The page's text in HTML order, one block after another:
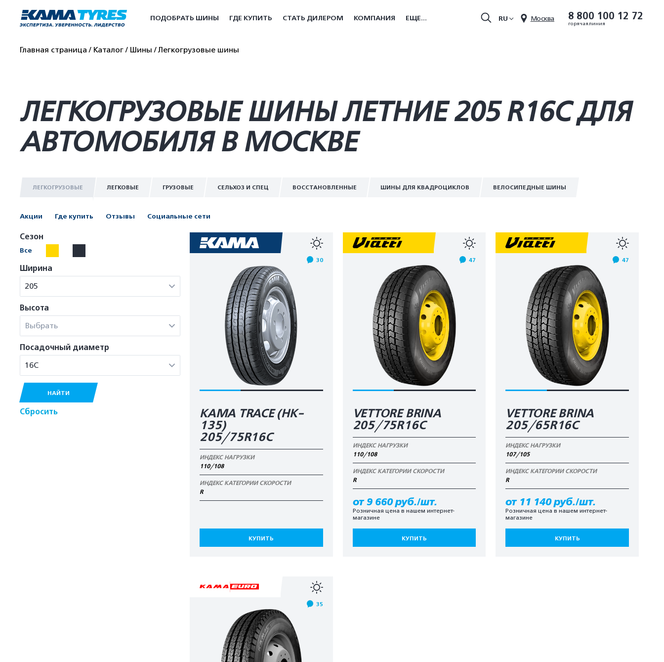
8 800 100 12 72
горячая линия
Москва
RU
ПОДОБРАТЬ ШИНЫ ГДЕ КУПИТЬ СТАТЬ ДИЛЕРОМ КОМПАНИЯ ЕЩЕ...
Главная страница Каталог Шины Легкогрузовые шины
ЛЕГКОГРУЗОВЫЕ ШИНЫ ЛЕТНИЕ 205 R16C ДЛЯ
АВТОМОБИЛЯ В МОСКВЕ
ЛЕГКОГРУЗОВЫЕ ЛЕГКОВЫЕ ГРУЗОВЫЕ СЕЛЬХОЗ И СПЕЦ ВОССТАНОВЛЕННЫЕ ШИНЫ ДЛЯ КВАДРОЦИКЛОВ ВЕЛОСИПЕДНЫЕ ШИНЫ
Акции Где купить Отзывы Социальные сети
Сезон
Все
Ширина
205
Высота
Выбрать
Посадочный диаметр
16C
НАЙТИ
Сбросить
30
KAMA TRACE (HK-
135)
205/75R16C
ИНДЕКС НАГРУЗКИ
110/108
ИНДЕКС КАТЕГОРИИ СКОРОСТИ
R
КУПИТЬ
47
VETTORE BRINA
205/75R16C
ИНДЕКС НАГРУЗКИ
110/108
ИНДЕКС КАТЕГОРИИ СКОРОСТИ
R
от 9 660 руб./шт.
Розничная цена в нашем интернет-
магазине
КУПИТЬ
47
VETTORE BRINA
205/65R16C
ИНДЕКС НАГРУЗКИ
107/105
ИНДЕКС КАТЕГОРИИ СКОРОСТИ
R
от 11 140 руб./шт.
Розничная цена в нашем интернет-
магазине
КУПИТЬ
35